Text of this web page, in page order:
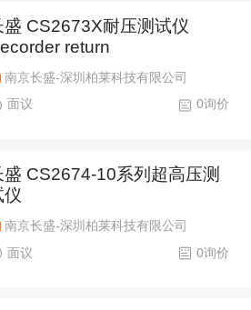
盛 CS2673X耐压测试仪
return
南京长盛-深圳柏莱科技有限公司
0询价
面议
盛 CS2674-10系列超高压测
仪
南京长盛-深圳柏莱科技有限公司
0询价
面议